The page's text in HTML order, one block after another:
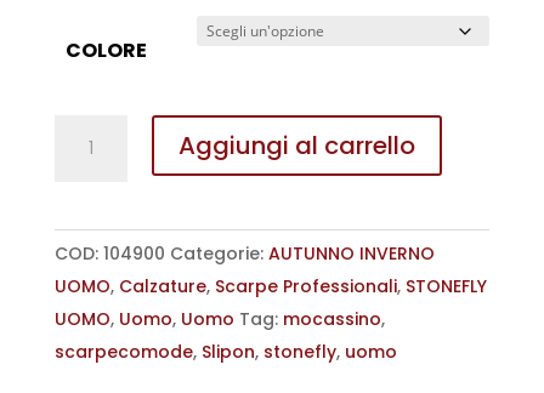
€ 120,00. € 90,00.
COLORE
CON
ELASTICI
LATERALE
SEASON
STONEFLY
Aggiungi al carrello
COD: 104900 Categorie: AUTUNNO INVERNO
UOMO, Calzature, Scarpe Professionali, STONEFLY
UOMO, Uomo, Uomo Tag: mocassino,
scarpecomode, Slipon, stonefly, uomo